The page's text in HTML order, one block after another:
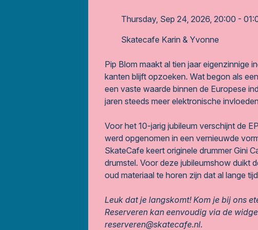
Thursday, Sep 24, 2026, 20:00 -
Skatecafe Karin & Yvonne
Pip Blom maakt al tien jaar eigenzinnige
kanten blijft opzoeken. Wat begon als
een vaste waarde binnen de Europese
jaren steeds meer elektronische
Voor het 10-jarig jubileum verschijnt de
werd opgenomen in een vernieuwde
SkateCafe keert originele drummer Gini
drumstel. Voor deze jubileumshow duikt
oud materiaal te horen zijn dat al lange
Leuk dat je langskomt! Kom je bij ons
Reserveren kan eenvoudig via de
reserveren@skatecafe.nl.